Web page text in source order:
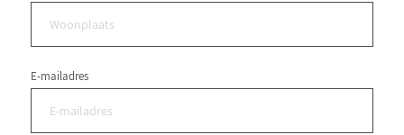
E-mailadres